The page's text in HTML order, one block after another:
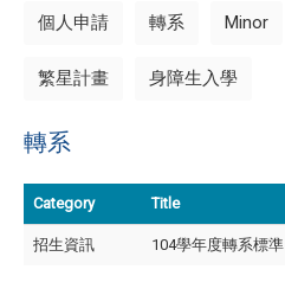
個人申請 轉系 Minor
繁星計畫 身障生入學
轉系
Category Title
招生資訊 104學年度轉系標準